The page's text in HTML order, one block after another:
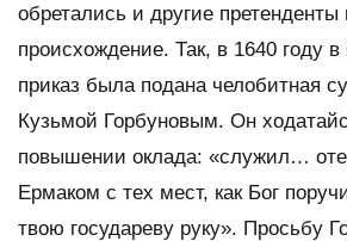
обретались и другие претенденты
происхождение. Так, в 1640 году
приказ была подана челобитная
Кузьмой Горбуновым. Он
повышении оклада: «служил…
Ермаком с тех мест, как Бог
твою государеву руку». Просьбу